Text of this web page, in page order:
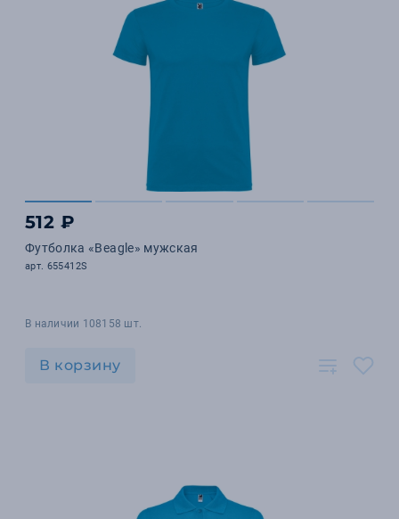
512 ₽
Футболка «Beagle» мужская
арт. 655412S
В наличии 108158 шт.
В корзину